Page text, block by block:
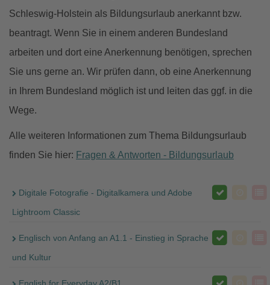
Schleswig-Holstein als Bildungsurlaub anerkannt bzw.
beantragt. Wenn Sie in einem anderen Bundesland
arbeiten und dort eine Anerkennung benötigen, sprechen
Sie uns gerne an. Wir prüfen dann, ob eine Anerkennung
in Ihrem Bundesland möglich ist und leiten das ggf. in die
Wege.
Alle weiteren Informationen zum Thema Bildungsurlaub
finden Sie hier: Fragen & Antworten - Bildungsurlaub
Digitale Fotografie - Digitalkamera und Adobe
Lightroom Classic
Englisch von Anfang an A1.1 - Einstieg in Sprache
und Kultur
English for Everyday A2/B1